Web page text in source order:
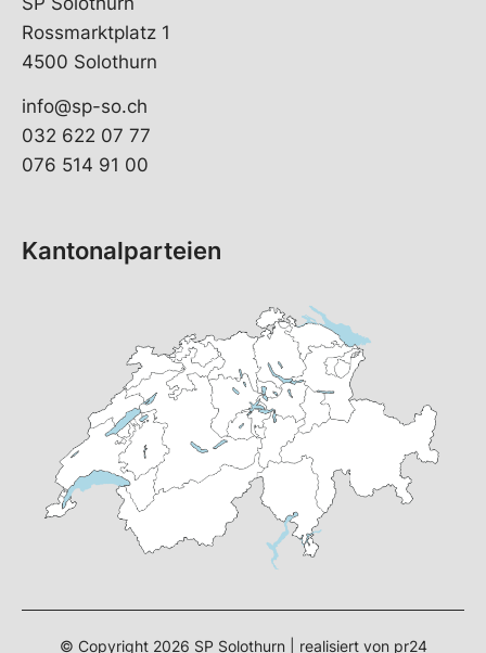
Rossmarktplatz 1
4500 Solothurn
info@sp-so.ch
032 622 07 77
076 514 91 00
Kantonalparteien
© Copyright 2026 SP Solothurn | realisiert von pr24